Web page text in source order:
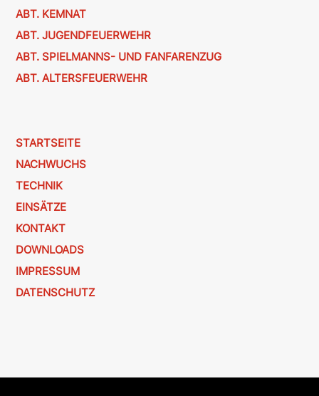
ABT. KEMNAT
ABT. JUGENDFEUERWEHR
ABT. SPIELMANNS- UND FANFARENZUG
ABT. ALTERSFEUERWEHR
STARTSEITE
NACHWUCHS
TECHNIK
EINSÄTZE
KONTAKT
DOWNLOADS
IMPRESSUM
DATENSCHUTZ